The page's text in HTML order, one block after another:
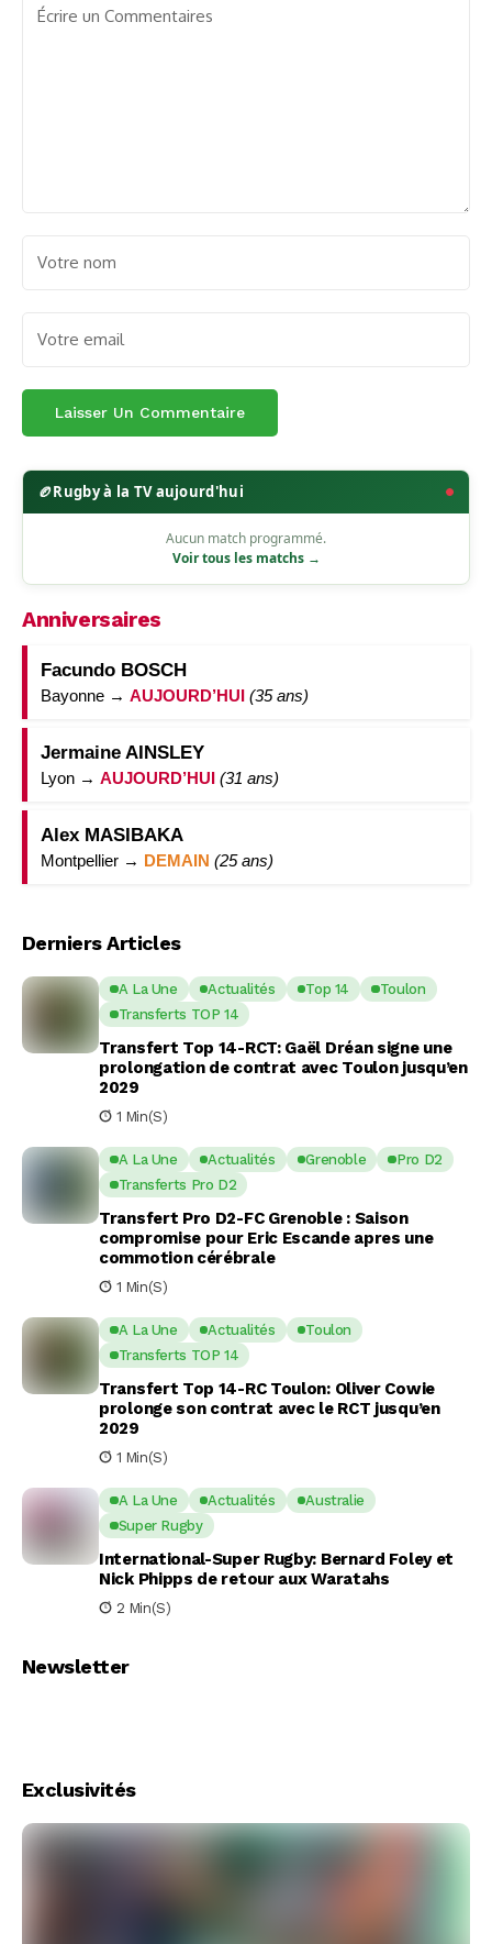
🏉Rugby à la TV aujourd'hui
Aucun match programmé.
Voir tous les matchs →
Anniversaires
Facundo BOSCH
Bayonne → AUJOURD’HUI (35 ans)
Jermaine AINSLEY
Lyon → AUJOURD’HUI (31 ans)
Alex MASIBAKA
Montpellier → DEMAIN (25 ans)
Derniers Articles
A La Une Actualités Top 14
Toulon
Transferts TOP 14
Transfert Top 14-RCT: Gaël Dréan signe une
prolongation de contrat avec Toulon jusqu’en
2029
1 Min(s)
A La Une Actualités Grenoble
Pro D2
Transferts Pro D2
Transfert Pro D2-FC Grenoble : Saison
compromise pour Eric Escande apres une
commotion cérébrale
1 Min(s)
A La Une Actualités
Toulon
Transferts TOP 14
Transfert Top 14-RC Toulon: Oliver Cowie
prolonge son contrat avec le RCT jusqu’en
2029
1 Min(s)
A La Une Actualités
Australie
Super Rugby
International-Super Rugby: Bernard Foley et
Nick Phipps de retour aux Waratahs
2 Min(s)
Newsletter
Exclusivités